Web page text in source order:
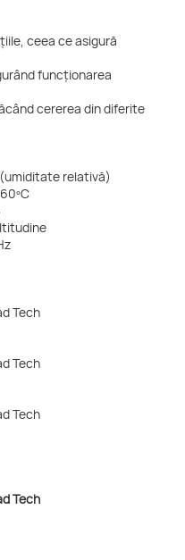
ceea ce asigură
funcționarea
cererea din diferite
relativă)